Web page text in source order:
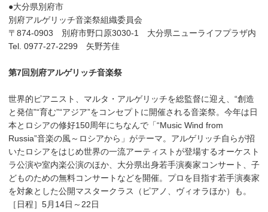
●大分県別府市
別府アルゲリッチ音楽祭組織委員会
〒874-0903 別府市野口原3030-1 大分県ニューライフプラザ内
Tel. 0977-27-2299 矢野芳佳
第7回別府アルゲリッチ音楽祭
世界的ピアニスト、マルタ・アルゲリッチを総監督に迎え、“創造
と発信”“育む”“アジア”をコンセプトに開催される音楽祭。今年は日
本とロシアの修好150周年にちなんで「“Music Wind from
Russia”音楽の風～ロシアから」がテーマ。アルゲリッチ自らが招
いたロシアをはじめ世界の一流アーティストが登場するオーケスト
ラ公演や室内楽公演のほか、大分県出身若手演奏家コンサート、子
どものための無料コンサートなどを開催。プロを目指す若手演奏家
を対象とした公開マスタークラス（ピアノ、ヴィオラほか）も。
［日程］5月14日～22日